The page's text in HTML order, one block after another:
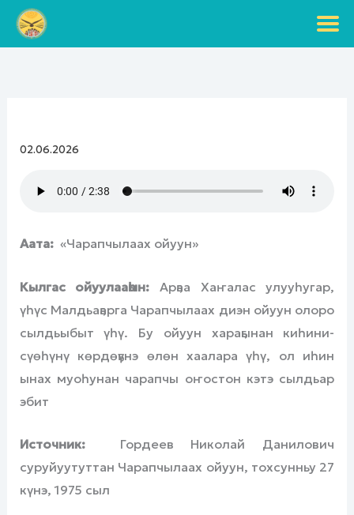
Перейти
02.06.2026
Аата:«Чарапчылаах ойуун»
Кылгас ойуулааһын: Арҕаа Хаҥалас улууһугар,
үһүс Малдьаҕарга Чарапчылаах диэн ойуун олоро
сылдьыбыт үһү. Бу ойуун хараҕынан киһини-
сүөһүнү көрдөҕүнэ өлөн хаалара үһү, ол иһин
ынах муоһунан чарапчы оҥостон кэтэ сылдьар
эбит
Источник:Гордеев Николай Данилович
суруйуутуттан Чарапчылаах ойуун, тохсунньу 27
күнэ, 1975 сыл